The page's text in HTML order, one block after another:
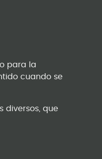
para la
cuando se
diversos, que